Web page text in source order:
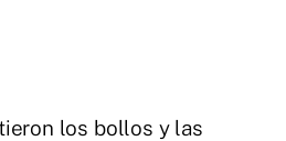
los bollos y las